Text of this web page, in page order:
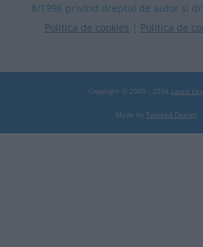
8/1996 privind dreptul de autor și
Politica de cookies | Politica de
Copyright © 2009 - 2026 Laura
Made by Twisted Design